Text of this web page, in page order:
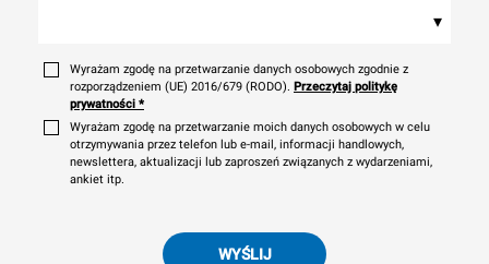
▾
Wyrażam zgodę na przetwarzanie danych osobowych zgodnie z
rozporządzeniem (UE) 2016/679 (RODO). Przeczytaj politykę
prywatności *
Wyrażam zgodę na przetwarzanie moich danych osobowych w celu
otrzymywania przez telefon lub e-mail, informacji handlowych,
newslettera, aktualizacji lub zaproszeń związanych z wydarzeniami,
ankiet itp.
WYŚLIJ